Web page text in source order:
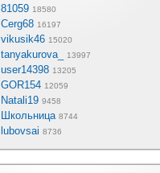
81059 18580
Cerg68 16197
vikusik46 15020
tanyakurova_ 13997
user14398 13205
GOR154 12059
Natali19 9458
Школьница 8744
lubovsai 8736